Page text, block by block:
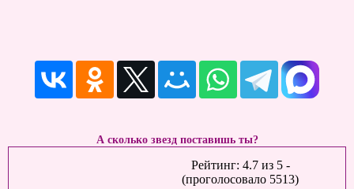
А сколько звезд поставишь ты?
Рейтинг: 4.7из 5-
(проголосовало 5513)